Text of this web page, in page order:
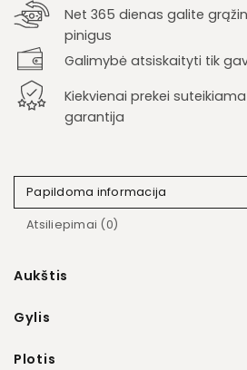
Net 365 dienas galite
pinigus
Galimybė atsiskaityti tik
Kiekvienai prekei
garantija
Papildoma informacija
Atsiliepimai (0)
Aukštis
Gylis
Plotis